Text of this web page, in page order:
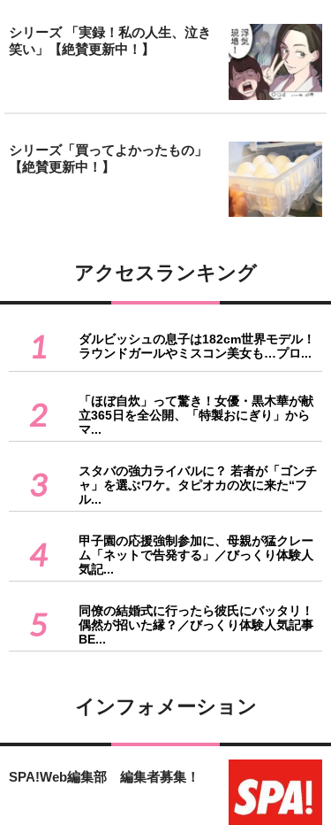
シリーズ 「実録！私の人生、泣き
笑い」【絶賛更新中！】
シリーズ「買ってよかったもの」
【絶賛更新中！】
アクセスランキング
1
ダルビッシュの息子は182cm世界モデル！
ラウンドガールやミスコン美女も…プロ...
2
「ほぼ自炊」って驚き！女優・黒木華が献
立365日を全公開、「特製おにぎり」から
マ...
3
スタバの強力ライバルに？ 若者が「ゴンチ
ャ」を選ぶワケ。タピオカの次に来た“フ
ル...
4
甲子園の応援強制参加に、母親が猛クレー
ム「ネットで告発する」／びっくり体験人
気記...
5
同僚の結婚式に行ったら彼氏にバッタリ！
偶然が招いた縁？／びっくり体験人気記事
BE...
インフォメーション
SPA!Web編集部 編集者募集！